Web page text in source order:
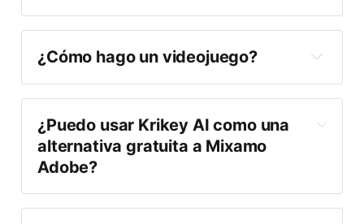
¿Cómo hago un videojuego?
¿Puedo usar Krikey AI como una
alternativa gratuita a Mixamo
Adobe?